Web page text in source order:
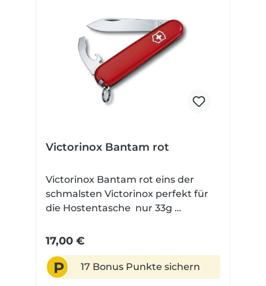
Victorinox Bantam rot
Victorinox Bantam rot eins der
schmalsten Victorinox perfekt für
die Hostentasche nur 33g
Kapselheber Dosenöffner
Drahtabisolierer Ring Zahnstocher
Pinzette Technische Daten
17,00 €
P 17 Bonus Punkte sichern